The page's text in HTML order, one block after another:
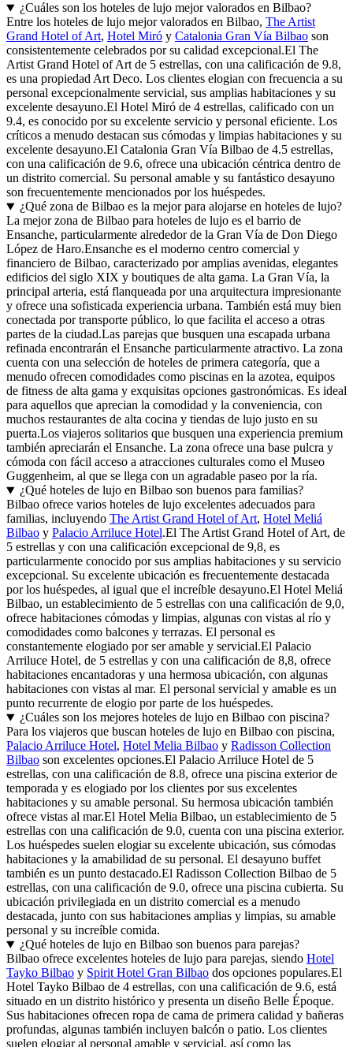
¿Cuáles son los hoteles de lujo mejor valorados en Bilbao?
Entre los hoteles de lujo mejor valorados en Bilbao, The Artist
Grand Hotel of Art, Hotel Miró y Catalonia Gran Vía Bilbao son
consistentemente celebrados por su calidad excepcional.El The
Artist Grand Hotel of Art de 5 estrellas, con una calificación de 9.8,
es una propiedad Art Deco. Los clientes elogian con frecuencia a su
personal excepcionalmente servicial, sus amplias habitaciones y su
excelente desayuno.El Hotel Miró de 4 estrellas, calificado con un
9.4, es conocido por su excelente servicio y personal eficiente. Los
críticos a menudo destacan sus cómodas y limpias habitaciones y su
excelente desayuno.El Catalonia Gran Vía Bilbao de 4.5 estrellas,
con una calificación de 9.6, ofrece una ubicación céntrica dentro de
un distrito comercial. Su personal amable y su fantástico desayuno
son frecuentemente mencionados por los huéspedes.
¿Qué zona de Bilbao es la mejor para alojarse en hoteles de lujo?
La mejor zona de Bilbao para hoteles de lujo es el barrio de
Ensanche, particularmente alrededor de la Gran Vía de Don Diego
López de Haro.Ensanche es el moderno centro comercial y
financiero de Bilbao, caracterizado por amplias avenidas, elegantes
edificios del siglo XIX y boutiques de alta gama. La Gran Vía, la
principal arteria, está flanqueada por una arquitectura impresionante
y ofrece una sofisticada experiencia urbana. También está muy bien
conectada por transporte público, lo que facilita el acceso a otras
partes de la ciudad.Las parejas que busquen una escapada urbana
refinada encontrarán el Ensanche particularmente atractivo. La zona
cuenta con una selección de hoteles de primera categoría, que a
menudo ofrecen comodidades como piscinas en la azotea, equipos
de fitness de alta gama y exquisitas opciones gastronómicas. Es ideal
para aquellos que aprecian la comodidad y la conveniencia, con
muchos restaurantes de alta cocina y tiendas de lujo justo en su
puerta.Los viajeros solitarios que busquen una experiencia premium
también apreciarán el Ensanche. La zona ofrece una base pulcra y
cómoda con fácil acceso a atracciones culturales como el Museo
Guggenheim, al que se llega con un agradable paseo por la ría.
¿Qué hoteles de lujo en Bilbao son buenos para familias?
Bilbao ofrece varios hoteles de lujo excelentes adecuados para
familias, incluyendo The Artist Grand Hotel of Art, Hotel Meliá
Bilbao y Palacio Arriluce Hotel.El The Artist Grand Hotel of Art, de
5 estrellas y con una calificación excepcional de 9,8, es
particularmente conocido por sus amplias habitaciones y su servicio
excepcional. Su excelente ubicación es frecuentemente destacada
por los huéspedes, al igual que el increíble desayuno.El Hotel Meliá
Bilbao, un establecimiento de 5 estrellas con una calificación de 9,0,
ofrece habitaciones cómodas y limpias, algunas con vistas al río y
comodidades como balcones y terrazas. El personal es
constantemente elogiado por ser amable y servicial.El Palacio
Arriluce Hotel, de 5 estrellas y con una calificación de 8,8, ofrece
habitaciones encantadoras y una hermosa ubicación, con algunas
habitaciones con vistas al mar. El personal servicial y amable es un
punto recurrente de elogio por parte de los huéspedes.
¿Cuáles son los mejores hoteles de lujo en Bilbao con piscina?
Para los viajeros que buscan hoteles de lujo en Bilbao con piscina,
Palacio Arriluce Hotel, Hotel Melia Bilbao y Radisson Collection
Bilbao son excelentes opciones.El Palacio Arriluce Hotel de 5
estrellas, con una calificación de 8.8, ofrece una piscina exterior de
temporada y es elogiado por los clientes por sus excelentes
habitaciones y su amable personal. Su hermosa ubicación también
ofrece vistas al mar.El Hotel Melia Bilbao, un establecimiento de 5
estrellas con una calificación de 9.0, cuenta con una piscina exterior.
Los huéspedes suelen elogiar su excelente ubicación, sus cómodas
habitaciones y la amabilidad de su personal. El desayuno buffet
también es un punto destacado.El Radisson Collection Bilbao de 5
estrellas, con una calificación de 9.0, ofrece una piscina cubierta. Su
ubicación privilegiada en un distrito comercial es a menudo
destacada, junto con sus habitaciones amplias y limpias, su amable
personal y su increíble comida.
¿Qué hoteles de lujo en Bilbao son buenos para parejas?
Bilbao ofrece excelentes hoteles de lujo para parejas, siendo Hotel
Tayko Bilbao y Spirit Hotel Gran Bilbao dos opciones populares.El
Hotel Tayko Bilbao de 4 estrellas, con una calificación de 9.6, está
situado en un distrito histórico y presenta un diseño Belle Époque.
Sus habitaciones ofrecen ropa de cama de primera calidad y bañeras
profundas, algunas también incluyen balcón o patio. Los clientes
suelen elogiar al personal amable y servicial, así como las